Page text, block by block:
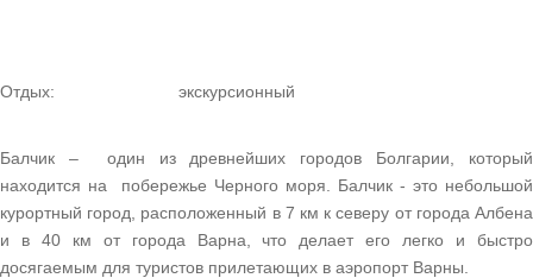
Отдых: экскурсионный
Балчик – один из древнейших городов Болгарии, который
находится на побережье Черного моря. Балчик - это небольшой
курортный город, расположенный в 7 км к северу от города Албена
и в 40 км от города Варна, что делает его легко и быстро
досягаемым для туристов прилетающих в аэропорт Варны.